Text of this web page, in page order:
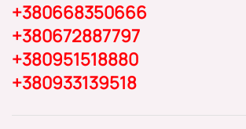
+380668350666
+380672887797
+380951518880
+380933139518